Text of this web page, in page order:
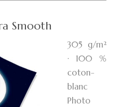
Smooth
305 g/m²
· 100 %
coton-
blanc
Photo